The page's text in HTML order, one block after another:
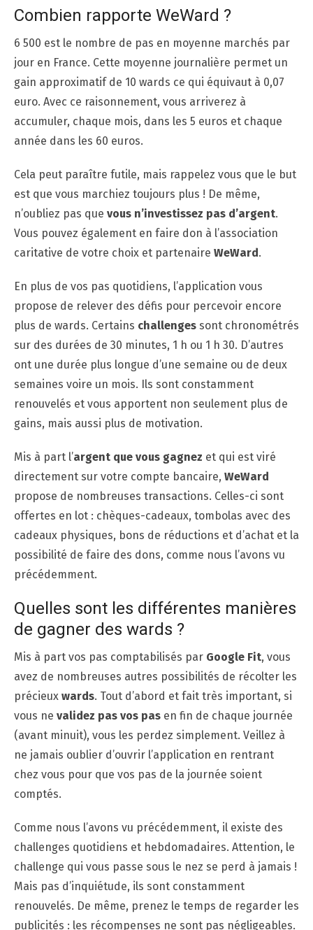
Combien rapporte WeWard ?
6 500 est le nombre de pas en moyenne marchés par
jour en France. Cette moyenne journalière permet un
gain approximatif de 10 wards ce qui équivaut à 0,07
euro. Avec ce raisonnement, vous arriverez à
accumuler, chaque mois, dans les 5 euros et chaque
année dans les 60 euros.
Cela peut paraître futile, mais rappelez vous que le but
est que vous marchiez toujours plus ! De même,
n’oubliez pas que vous n’investissez pas d’argent.
Vous pouvez également en faire don à l’association
caritative de votre choix et partenaire WeWard .
En plus de vos pas quotidiens, l’application vous
propose de relever des défis pour percevoir encore
plus de wards. Certains challenges sont chronométrés
sur des durées de 30 minutes, 1 h ou 1 h 30. D’autres
ont une durée plus longue d’une semaine ou de deux
semaines voire un mois. Ils sont constamment
renouvelés et vous apportent non seulement plus de
gains, mais aussi plus de motivation.
Mis à part l’argent que vous gagnez et qui est viré
directement sur votre compte bancaire, WeWard
propose de nombreuses transactions. Celles-ci sont
offertes en lot : chèques-cadeaux, tombolas avec des
cadeaux physiques, bons de réductions et d’achat et la
possibilité de faire des dons, comme nous l’avons vu
précédemment.
Quelles sont les différentes manières
de gagner des wards ?
Mis à part vos pas comptabilisés par Google Fit, vous
avez de nombreuses autres possibilités de récolter les
précieux wards. Tout d’abord et fait très important, si
vous ne validez pas vos pas en fin de chaque journée
(avant minuit), vous les perdez simplement. Veillez à
ne jamais oublier d’ouvrir l’application en rentrant
chez vous pour que vos pas de la journée soient
comptés.
Comme nous l’avons vu précédemment, il existe des
challenges quotidiens et hebdomadaires. Attention, le
challenge qui vous passe sous le nez se perd à jamais !
Mais pas d’inquiétude, ils sont constamment
renouvelés. De même, prenez le temps de regarder les
publicités : les récompenses ne sont pas négligeables.